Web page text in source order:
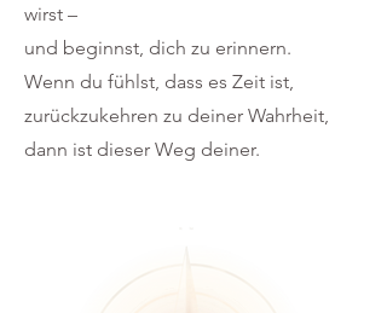
wirst –
und beginnst, dich zu erinnern.
Wenn du fühlst, dass es Zeit ist,
zurückzukehren zu deiner Wahrheit,
dann ist dieser Weg deiner.